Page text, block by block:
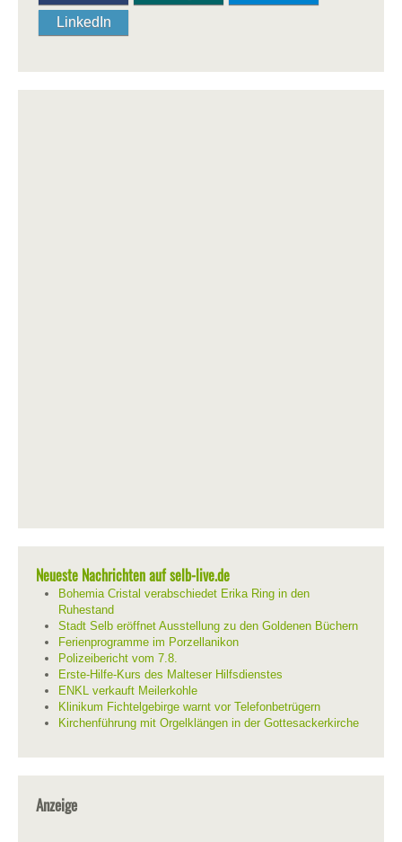
LinkedIn
Neueste Nachrichten auf selb-live.de
Bohemia Cristal verabschiedet Erika Ring in den
Ruhestand
Stadt Selb eröffnet Ausstellung zu den Goldenen Büchern
Ferienprogramme im Porzellanikon
Polizeibericht vom 7.8.
Erste-Hilfe-Kurs des Malteser Hilfsdienstes
ENKL verkauft Meilerkohle
Klinikum Fichtelgebirge warnt vor Telefonbetrügern
Kirchenführung mit Orgelklängen in der Gottesackerkirche
Anzeige